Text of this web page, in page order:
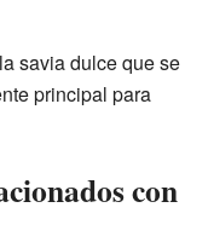
savia dulce que se
principal para
con